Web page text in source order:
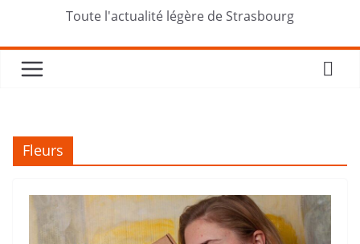
Toute l'actualité légère de Strasbourg
Fleurs